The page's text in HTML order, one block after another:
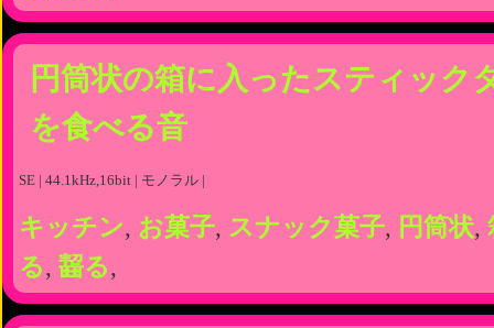
円筒状の箱に入ったスティック
を食べる音
SE | 44.1kHz,16bit | モノラル |
キッチン, お菓子, スナック菓子, 円筒状,
る, 齧る,